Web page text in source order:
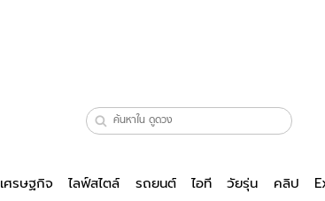
เศรษฐกิจ ไลฟ์สไตล์ รถยนต์ ไอที วัยรุ่น คลิป